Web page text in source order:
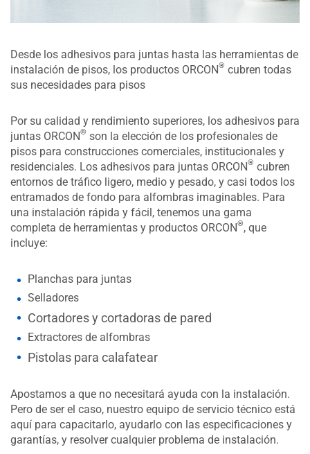
Desde los adhesivos para juntas hasta las herramientas de
instalación de pisos, los productos ORCON® cubren todas
sus necesidades para pisos
Por su calidad y rendimiento superiores, los adhesivos para
juntas ORCON® son la elección de los profesionales de
pisos para construcciones comerciales, institucionales y
residenciales. Los adhesivos para juntas ORCON® cubren
entornos de tráfico ligero, medio y pesado, y casi todos los
entramados de fondo para alfombras imaginables. Para
una instalación rápida y fácil, tenemos una gama
completa de herramientas y productos ORCON®, que
incluye:
Planchas para juntas
Selladores
Cortadores y cortadoras de pared
Extractores de alfombras
Pistolas para calafatear
Apostamos a que no necesitará ayuda con la instalación.
Pero de ser el caso, nuestro equipo de servicio técnico está
aquí para capacitarlo, ayudarlo con las especificaciones y
garantías, y resolver cualquier problema de instalación.